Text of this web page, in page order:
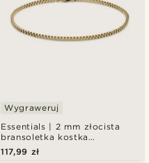
Essentials | 2 mm złocista
bransoletka kostka
kwadratowa
Wygraweruj
117,99 zł